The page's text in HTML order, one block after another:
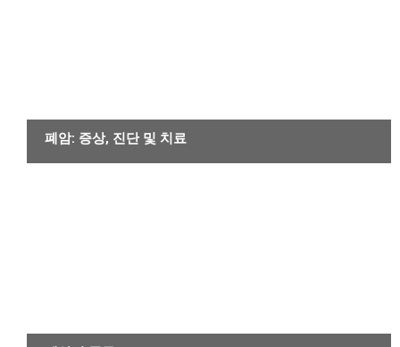
폐암: 증상, 진단 및 치료